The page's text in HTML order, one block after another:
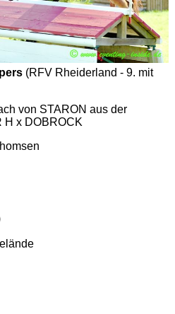
(RFV Rheiderland - 9. mit
von STARON aus der
H x DOBROCK